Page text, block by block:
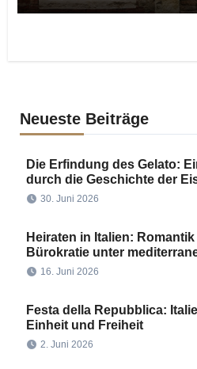
Neueste Beiträge
Die Erfindung des Gelato:
durch die Geschichte der
30. Juni 2026
Heiraten in Italien: Romantik
Bürokratie unter
16. Juni 2026
Festa della Repubblica:
Einheit und Freiheit
2. Juni 2026